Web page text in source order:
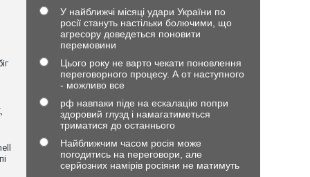
У найближчі місяці удари України по
росії стануть настільки болючими, що
агресору доведеться поновити
перемовини
Цього року не варто чекати поновлення
переговорного процесу. А от наступного
- можливо все
рф навпаки піде на ескалацію попри
здоровий глузд і намагатиметься
триматися до останнього
Найближчим часом росія може
погодитись на переговори, але
серйозних намірів росіяни не матимуть